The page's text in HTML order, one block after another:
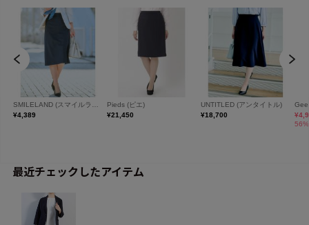
最近チェックしたアイテム